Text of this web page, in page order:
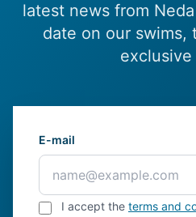
latest news from
date on our swims,
exclusive
E-mail
I accept the terms and